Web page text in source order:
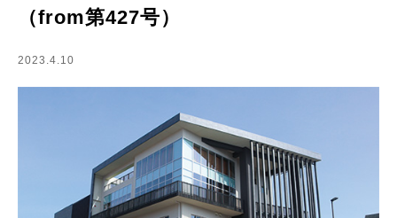
（from第427号）
2023.4.10